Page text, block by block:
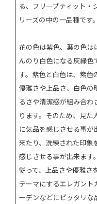
る、フリープティット・
リーズの中の一品種です。
花の色は紫色、葉の色は
んのり白色になる灰緑色
す。紫色と白色は、紫色
優雅さや上品さ、白色の
るさや清潔感が組み合わ
ります。そのため、見た
に気品を感じさせる事が
来たり、洗練された印象
感じさせる事が出来ます。
従って、上品さや優雅さ
テーマにするエレガント
ーデンなどにピッタリな